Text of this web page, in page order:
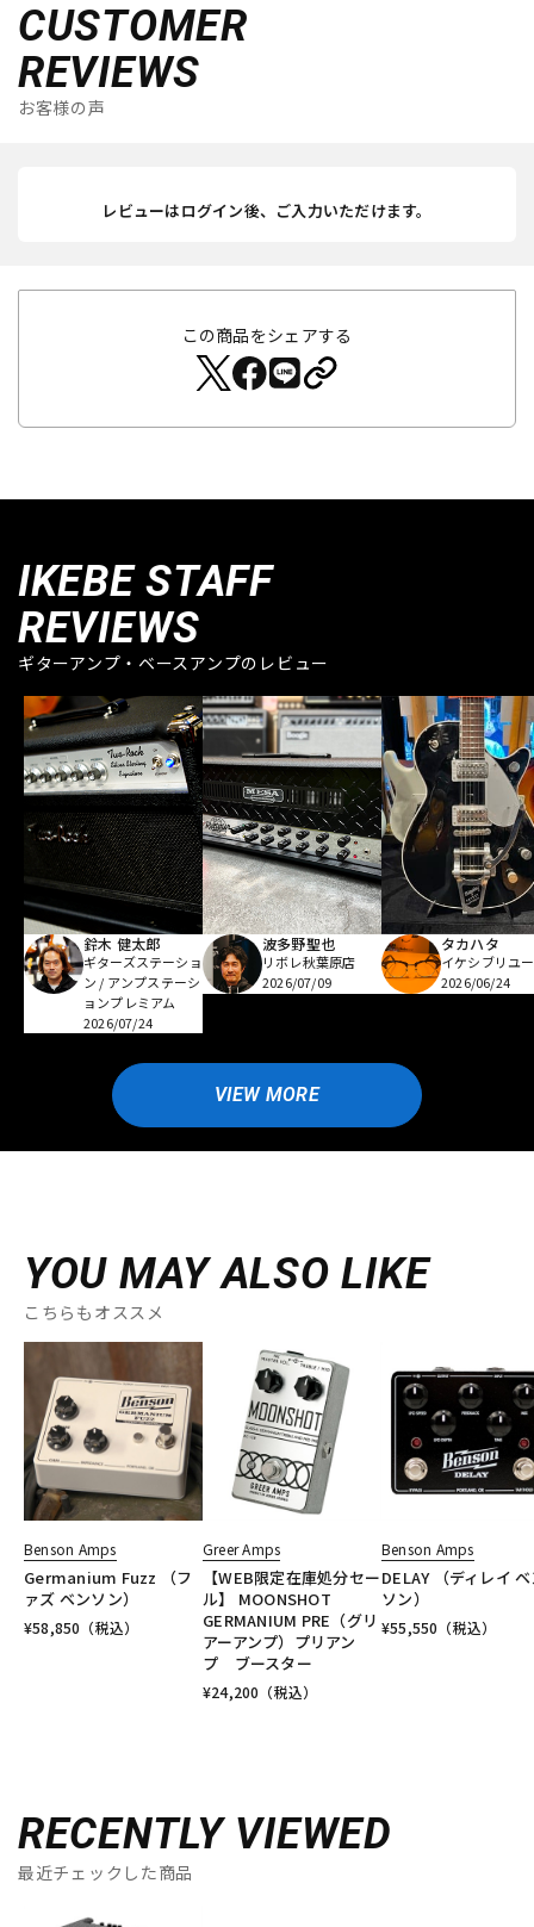
CUSTOMER
REVIEWS
お客様の声
レビューはログイン後、ご入力いただけます。
この商品をシェアする
IKEBE STAFF
REVIEWS
ギターアンプ・ベースアンプのレビュー
鈴木 健太郎
ギターズステーショ
ン / アンプステーシ
ョンプレミアム
2026/07/24
波多野聖也
リボレ秋葉原店
2026/07/09
タカハタ
イケシブリユ
2026/06/24
VIEW MORE
YOU MAY ALSO LIKE
こちらもオススメ
Benson Amps
Germanium Fuzz （フ
ァズ ベンソン）
¥58,850 （税込）
Greer Amps
【WEB限定在庫処分セー
ル】 MOONSHOT
GERMANIUM PRE（グリ
アーアンプ）プリアン
プ ブースター
¥24,200 （税込）
Benson Amps
DELAY （ディレイ
ソン）
¥55,550 （税込）
RECENTLY VIEWED
最近チェックした商品